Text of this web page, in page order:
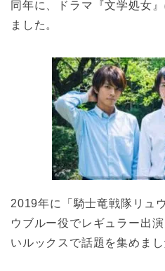
同年に、ドラマ『文学処女
ました。
2019年に「騎士竜戦隊リュ
ウブルー役でレギュラー出
いルックスで話題を集めまし